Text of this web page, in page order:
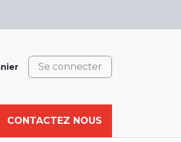
Se connecter
AUTRES
CONTACTEZ NOUS